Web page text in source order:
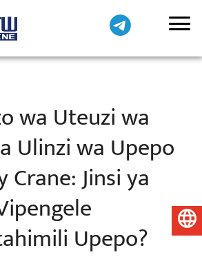
wa Uteuzi wa
Ulinzi wa Upepo
Jinsi ya
Upepo? Kiswahili